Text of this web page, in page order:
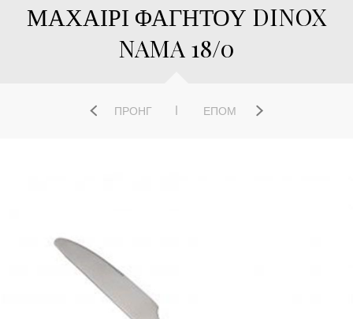
ΜΑΧΑΙΡΙ ΦΑΓΗΤΟΥ DINOX
NAMA 18/0
ΠΡΟΗΓ ΕΠΌΜ